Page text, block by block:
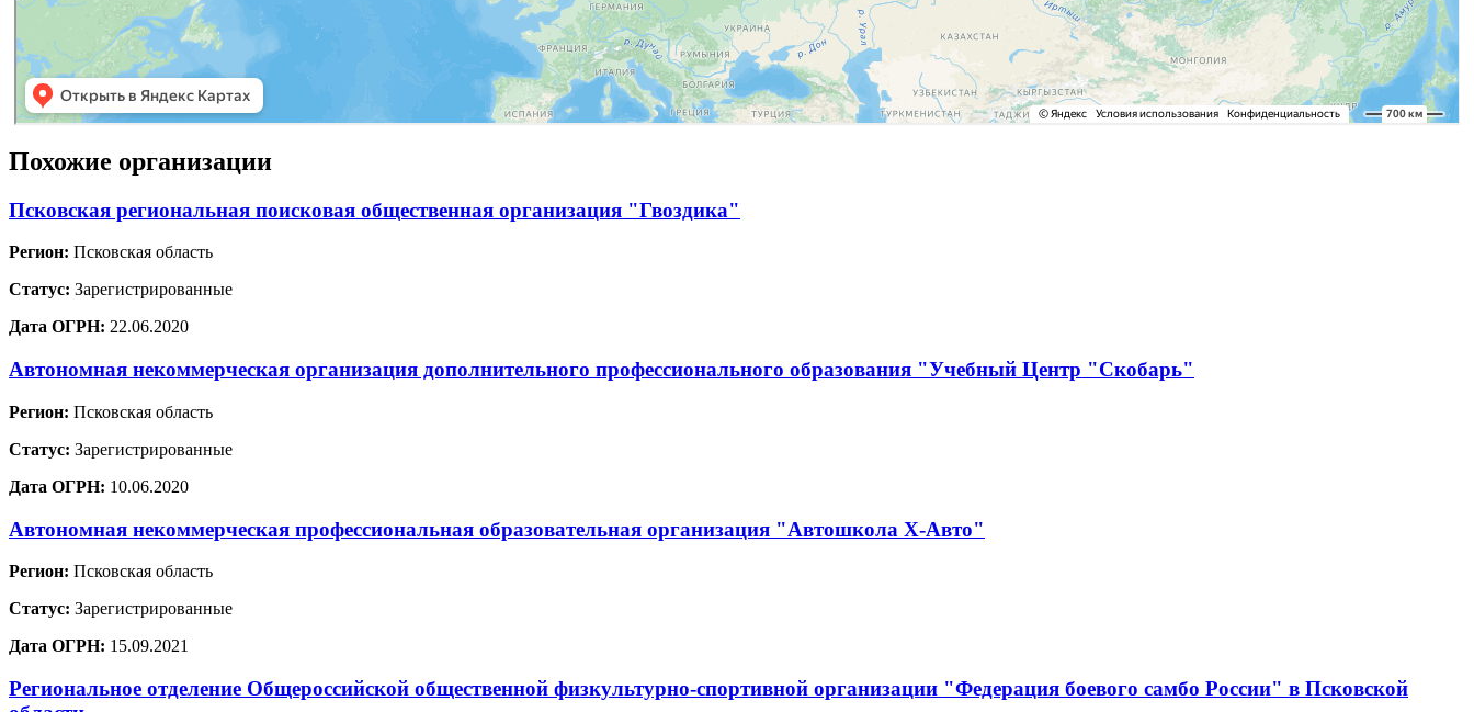
Похожие организации
Псковская региональная поисковая общественная организация "Гвоздика"
Регион: Псковская область
Статус: Зарегистрированные
Дата ОГРН: 22.06.2020
Автономная некоммерческая организация дополнительного профессионального образования "Учебный Центр "Скобарь"
Регион: Псковская область
Статус: Зарегистрированные
Дата ОГРН: 10.06.2020
Автономная некоммерческая профессиональная образовательная организация "Автошкола Х-Авто"
Регион: Псковская область
Статус: Зарегистрированные
Дата ОГРН: 15.09.2021
Региональное отделение Общероссийской общественной физкультурно-спортивной организации "Федерация боевого самбо России" в Псковской